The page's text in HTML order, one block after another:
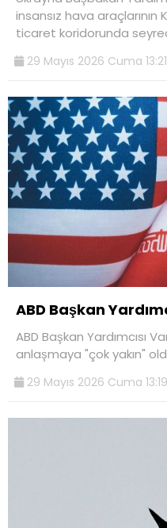
insansız hava
ticaret koridorunda
29 Mayıs 2026 Cuma 13:21
ABD Başkan
ABD Başkan Yardımcısı
anlaşmaya "çok yakın"
29 Mayıs 2026 Cuma 13:19